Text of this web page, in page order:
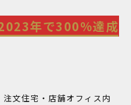
年で300%達成
注文住宅・店舗オフィス内